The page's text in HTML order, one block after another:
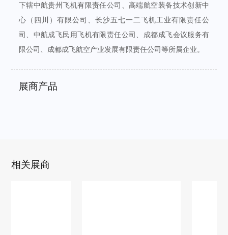
下辖中航贵州飞机有限责任公司、高端航空装备技术创新中
心（四川）有限公司、长沙五七一二飞机工业有限责任公
司、中航成飞民用飞机有限责任公司、成都成飞会议服务有
限公司、成都成飞航空产业发展有限责任公司等所属企业。
展商产品
相关展商